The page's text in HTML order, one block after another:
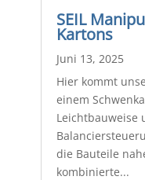
SEIL
Kartons
Juni 13, 2025
Hier kommt
einem
Leichtbauweise
die Bauteile
kombinierte...